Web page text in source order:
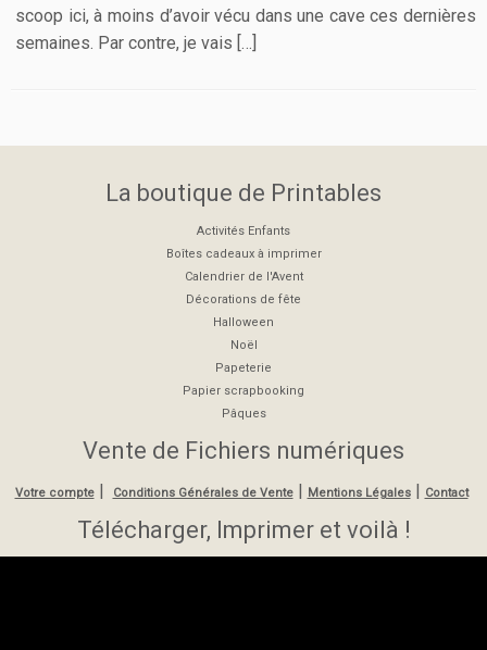
scoop ici, à moins d’avoir vécu dans une cave ces dernières
semaines. Par contre, je vais […]
La boutique de Printables
Activités Enfants
Boîtes cadeaux à imprimer
Calendrier de l'Avent
Décorations de fête
Halloween
Noël
Papeterie
Papier scrapbooking
Pâques
Vente de Fichiers numériques
Votre compte| Conditions Générales de Vente| Mentions Légales | Contact
Télécharger, Imprimer et voilà !